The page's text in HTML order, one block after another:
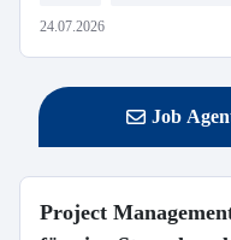
24.07.2026
Job
Project